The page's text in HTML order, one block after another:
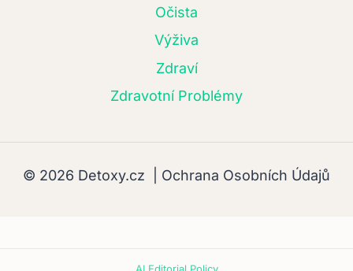
Očista
Výživa
Zdraví
Zdravotní Problémy
© 2026 Detoxy.cz | Ochrana Osobních Údajů